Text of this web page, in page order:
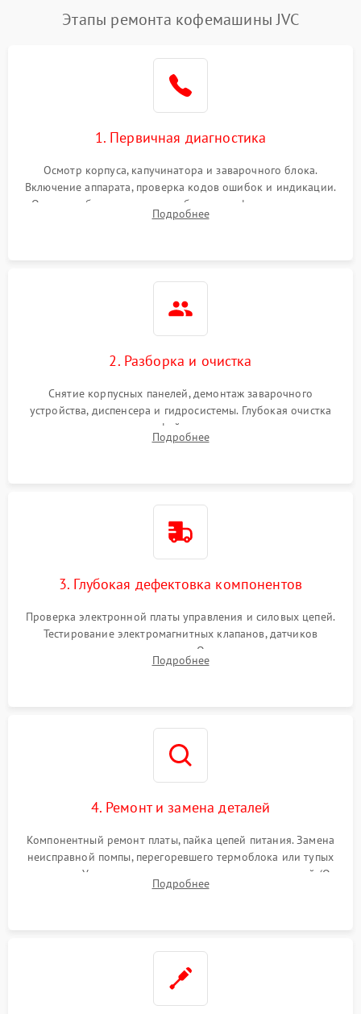
Этапы ремонта кофемашины JVC
1. Первичная диагностика
Осмотр корпуса, капучинатора и заварочного блока.
Включение аппарата, проверка кодов ошибок и индикации.
Оценка работы помпы, термоблока и кофемолки на слух.
Измерение температуры и давления воды для выявления
Подробнее
2. Разборка и очистка
Снятие корпусных панелей, демонтаж заварочного
устройства, диспенсера и гидросистемы. Глубокая очистка
внутренних узлов от кофейных масел, жмыха и накипи.
Промывка дренажных каналов и фильтров с использованием
Подробнее
3. Глубокая дефектовка компонентов
Проверка электронной платы управления и силовых цепей.
Тестирование электромагнитных клапанов, датчиков
температуры и расходомера. Оценка степени износа
жерновов кофемолки, уплотнительных колец гидросистемы
Подробнее
4. Ремонт и замена деталей
Компонентный ремонт платы, пайка цепей питания. Замена
неисправной помпы, перегоревшего термоблока или тупых
жерновов. Установка новых силиконовых уплотнителей (O-
ring) и тефлоновых трубок для надежного устранения
Подробнее